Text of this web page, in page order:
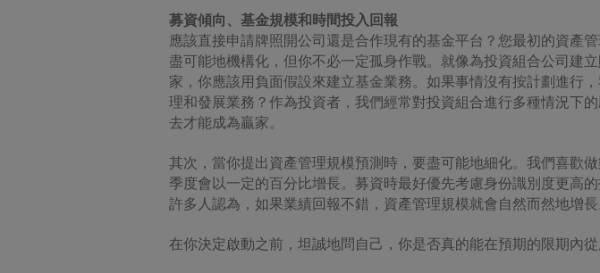
募資傾向、基金規模和時間投入回報
應該直接申請牌照開公司還是合作現有的基金平台？您最初的資產
盡可能地機構化，但你不必一定孤身作戰。就像為投資組合公司建
家，你應該用負面假設來建立基金業務。如果事情沒有按計劃進行
理和發展業務？作為投資者，我們經常對投資組合進行多種情況下
去才能成為贏家。
其次，當你提出資產管理規模預測時，要盡可能地細化。我們喜歡
季度會以一定的百分比增長。募資時最好優先考慮身份識別度更高
許多人認為，如果業績回報不錯，資產管理規模就會自然而然地增
在你決定啟動之前，坦誠地問自己，你是否真的能在預期的限期內
任。
有關版權的免責聲明
本網址所提供的任何資料﹐若沒有得到東英
式複製、傳送、傳播、出售、分發、出版、
閣下承認並確認互聯網是一個不是私隱可以確
和私隐性是不可能的。
閣下應有足夠的保護和備份數據和 /或設備，
其他破壞性的全部責任。
資管也對任何第三方軟件的準確性，功能或性